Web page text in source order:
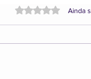
Avaliado com 0 de
Ainda